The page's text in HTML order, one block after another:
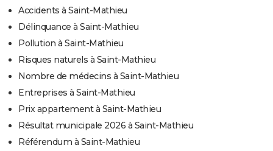
Accidents à Saint-Mathieu
Délinquance à Saint-Mathieu
Pollution à Saint-Mathieu
Risques naturels à Saint-Mathieu
Nombre de médecins à Saint-Mathieu
Entreprises à Saint-Mathieu
Prix appartement à Saint-Mathieu
Résultat municipale 2026 à Saint-Mathieu
Référendum à Saint-Mathieu